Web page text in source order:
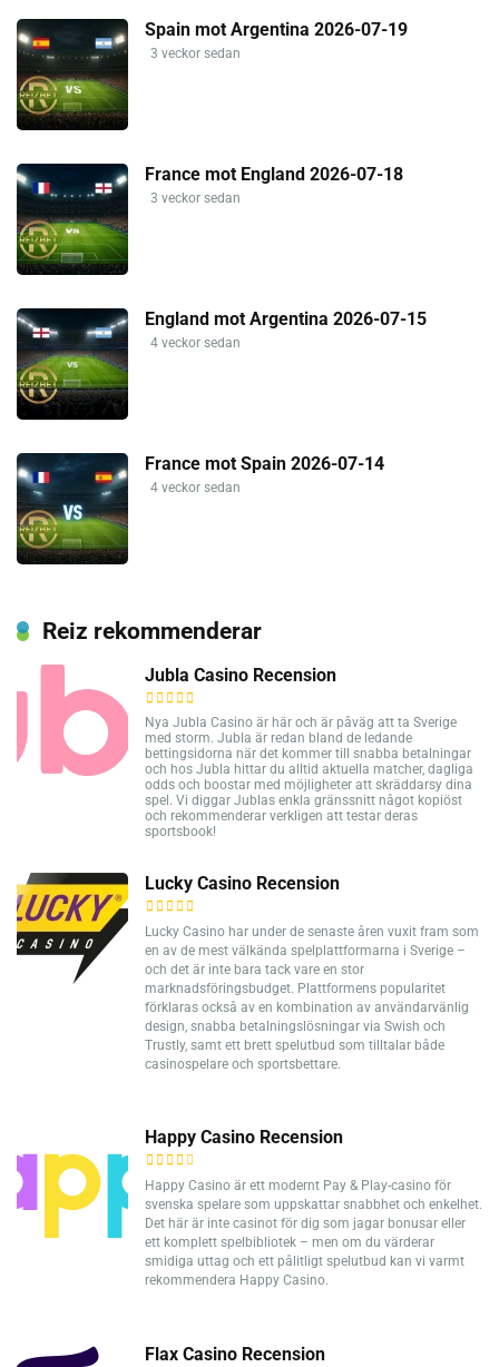
Spain mot Argentina 2026-07-19
3 veckor sedan
France mot England 2026-07-18
3 veckor sedan
England mot Argentina 2026-07-15
4 veckor sedan
France mot Spain 2026-07-14
4 veckor sedan
Reiz rekommenderar
Jubla Casino Recension
Nya Jubla Casino är här och är påväg att ta Sverige
med storm. Jubla är redan bland de ledande
bettingsidorna när det kommer till snabba betalningar
och hos Jubla hittar du alltid aktuella matcher, dagliga
odds och boostar med möjligheter att skräddarsy dina
spel. Vi diggar Jublas enkla gränssnitt något kopiöst
och rekommenderar verkligen att testar deras
sportsbook!
Lucky Casino Recension
Lucky Casino har under de senaste åren vuxit fram som
en av de mest välkända spelplattformarna i Sverige –
och det är inte bara tack vare en stor
marknadsföringsbudget. Plattformens popularitet
förklaras också av en kombination av användarvänlig
design, snabba betalningslösningar via Swish och
Trustly, samt ett brett spelutbud som tilltalar både
casinospelare och sportsbettare.
Happy Casino Recension
Happy Casino är ett modernt Pay & Play-casino för
svenska spelare som uppskattar snabbhet och enkelhet.
Det här är inte casinot för dig som jagar bonusar eller
ett komplett spelbibliotek – men om du värderar
smidiga uttag och ett pålitligt spelutbud kan vi varmt
rekommendera Happy Casino.
Flax Casino Recension